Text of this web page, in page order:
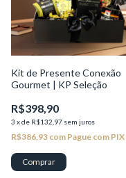
Kit de Presente Conexão
Gourmet | KP Seleção
R$398,90
3 xde R$132,97 sem juros
R$386,93 com Pague com PIX